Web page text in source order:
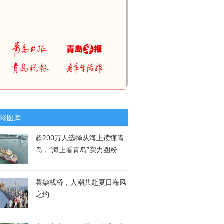
图库
超200万人选择从海上读懂青
岛，“海上看青岛”实力圈粉
暮染栈桥，人潮共赴夏日海风
之约